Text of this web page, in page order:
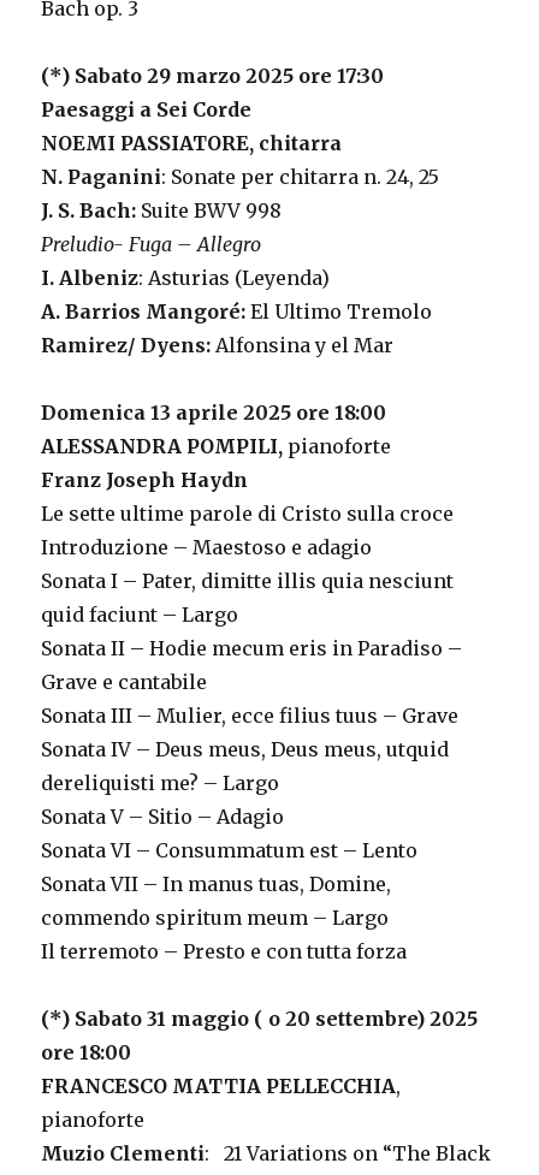
Bach op. 3
(*) Sabato 29 marzo 2025 ore 17:30
Paesaggi a Sei Corde
NOEMI PASSIATORE, chitarra
N. Paganini: Sonate per chitarra n. 24, 25
J. S. Bach: Suite BWV 998
Preludio- Fuga – Allegro
I. Albeniz: Asturias (Leyenda)
A. Barrios Mangoré: El Ultimo Tremolo
Ramirez/ Dyens: Alfonsina y el Mar
Domenica 13 aprile 2025 ore 18:00
ALESSANDRA POMPILI, pianoforte
Franz Joseph Haydn
Le sette ultime parole di Cristo sulla croce
Introduzione – Maestoso e adagio
Sonata I – Pater, dimitte illis quia nesciunt
quid faciunt – Largo
Sonata II – Hodie mecum eris in Paradiso –
Grave e cantabile
Sonata III – Mulier, ecce filius tuus – Grave
Sonata IV – Deus meus, Deus meus, utquid
dereliquisti me? – Largo
Sonata V – Sitio – Adagio
Sonata VI – Consummatum est – Lento
Sonata VII – In manus tuas, Domine,
commendo spiritum meum – Largo
Il terremoto – Presto e con tutta forza
(*) Sabato 31 maggio ( o 20 settembre) 2025
ore 18:00
FRANCESCO MATTIA PELLECCHIA,
pianoforte
Muzio Clementi: 21 Variations on “The Black